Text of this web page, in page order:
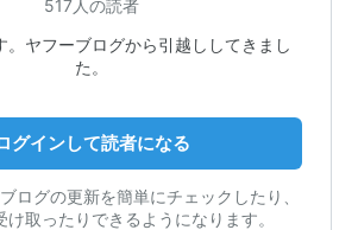
517人の読者
。ヤフーブログから引越ししてきまし
た。
グインして読者になる
ログの更新を簡単にチェックしたり、
け取ったりできるようになります。